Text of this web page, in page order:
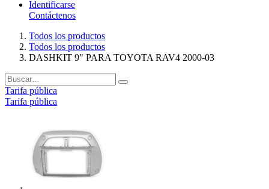
Identificarse
Contáctenos
Todos los productos
Todos los productos
DASHKIT 9" PARA TOYOTA RAV4 2000-03
Tarifa pública
Tarifa pública